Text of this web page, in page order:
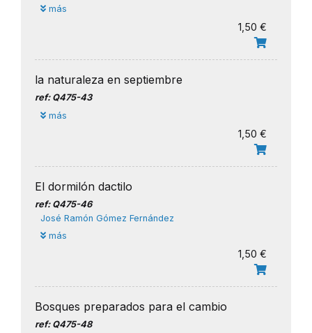
más
1,50 €
la naturaleza en septiembre
ref: Q475-43
más
1,50 €
El dormilón dactilo
ref: Q475-46
José Ramón Gómez Fernández
más
1,50 €
Bosques preparados para el cambio
ref: Q475-48